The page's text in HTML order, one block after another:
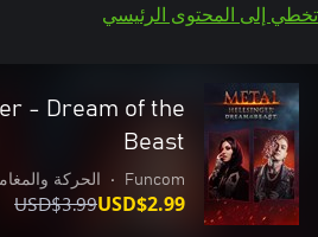
تخطي إلى المحتوى الرئيسي
- Dream of the
Beast
Funcom
• الحركة
USD$3.99USD$2.99